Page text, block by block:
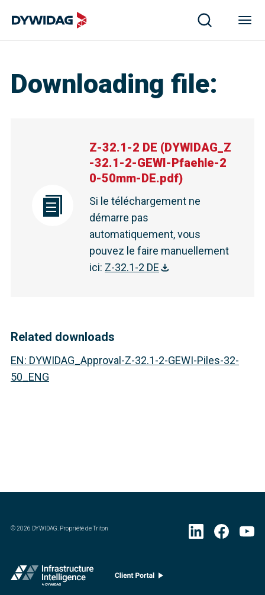
Downloading file:
Z-32.1-2 DE (DYWIDAG_Z
-32.1-2-GEWI-Pfaehle-2
0-50mm-DE.pdf)
Si le téléchargement ne
démarre pas
automatiquement, vous
pouvez le faire manuellement
ici: Z-32.1-2 DE
Related downloads
EN: DYWIDAG_Approval-Z-32.1-2-GEWI-Piles-32-
50_ENG
©2026 DYWIDAG. Propriété de Triton